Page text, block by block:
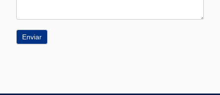
Enviar